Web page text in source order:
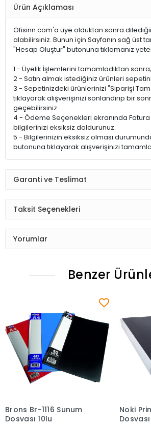
Ürün Açıklaması
Ofisinn.com'a üye olduktan sonra
alabilirsiniz. Bunun için Sayfanın sağ üst
"Hesap Oluştur" butonuna tıklamanız
1 - Üyelik İşlemlerini tamamladıktan sonra;
2 - Satın almak istediğiniz ürünleri
3 - Sepetinizdeki ürünlerinizi "Siparişi
tıklayarak alışverişinizi sonlandırıp bir
geçebilirsiniz.
4 - Ödeme Seçenekleri ekranında
bilgilerinizi eksiksiz doldurunuz.
5 - Bilgilerinizin eksiksiz olması
butonuna tıklayarak alışverişinizi
Garanti ve Teslimat
Taksit Seçenekleri
Yorumlar
Benzer
Sepete Ekle
Brons Br-1116 Sunum
Dosyası 10lu
Noki